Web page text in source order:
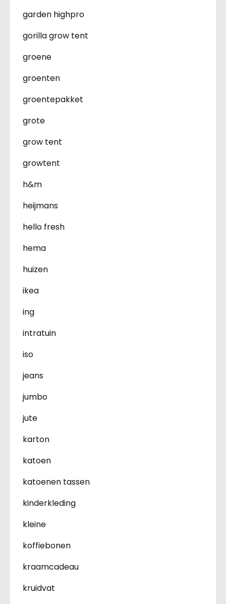
garden highpro
gorilla grow tent
groene
groenten
groentepakket
grote
grow tent
growtent
h&m
heijmans
hello fresh
hema
huizen
ikea
ing
intratuin
iso
jeans
jumbo
jute
karton
katoen
katoenen tassen
kinderkleding
kleine
koffiebonen
kraamcadeau
kruidvat